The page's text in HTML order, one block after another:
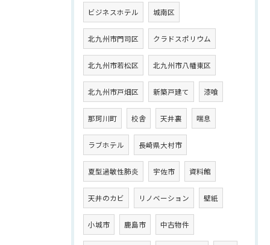
ビジネスホテル 城南区
北九州市門司区 クラドスポリウム
北九州市若松区 北九州市八幡東区
北九州市戸畑区 新築戸建て 漆喰
那珂川町 校舎 天井裏 喘息
ラブホテル 長崎県大村市
夏型過敏性肺炎 宇佐市 資料館
天井のカビ リノベーション 壁紙
小城市 鹿島市 中古物件